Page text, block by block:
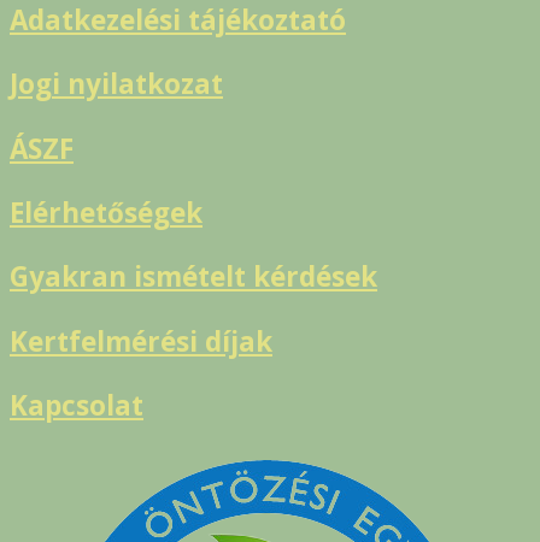
Adatkezelési tájékoztató
Jogi nyilatkozat
ÁSZF
Elérhetőségek
Gyakran ismételt kérdések
Kertfelmérési díjak
Kapcsolat